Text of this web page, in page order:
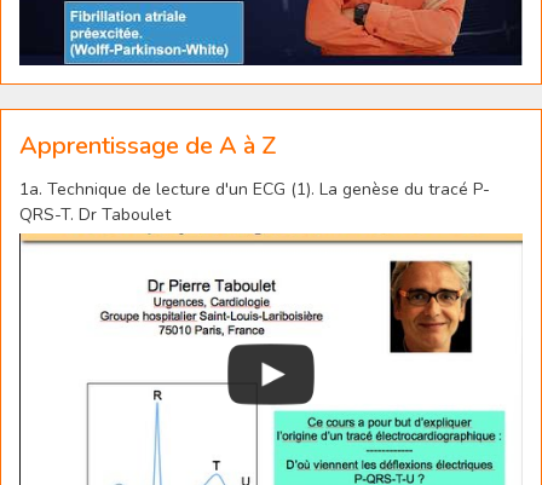
Apprentissage de A à Z
1a. Technique de lecture d'un ECG (1). La genèse du tracé P-
QRS-T. Dr Taboulet